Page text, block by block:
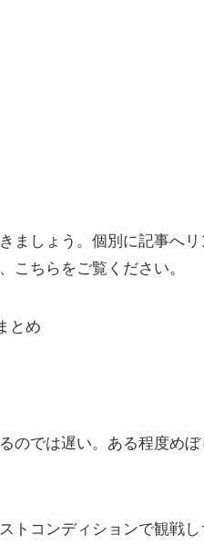
ましょう。個別に記事へ
こちらをご覧ください。
とめ
のでは遅い。ある程度め
トコンディションで観戦し